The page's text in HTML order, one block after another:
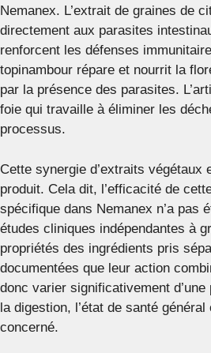
Nemanex. L’extrait de graines de
directement aux parasites
renforcent les défenses
topinambour répare et nourrit la
par la présence des parasites.
foie qui travaille à éliminer les
processus.
Cette synergie d’extraits végétaux
produit. Cela dit, l’efficacité de
spécifique dans Nemanex n’a pas
études cliniques indépendantes à
propriétés des ingrédients pris
documentées que leur action
donc varier significativement d’une
la digestion, l’état de santé
concerné.